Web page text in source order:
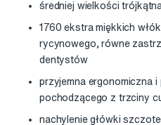
średniej wielkości
1760 ekstra miękkich
rycynowego, równe
dentystów
przyjemna ergonomiczna
pochodzącego z trzciny
nachylenie główki